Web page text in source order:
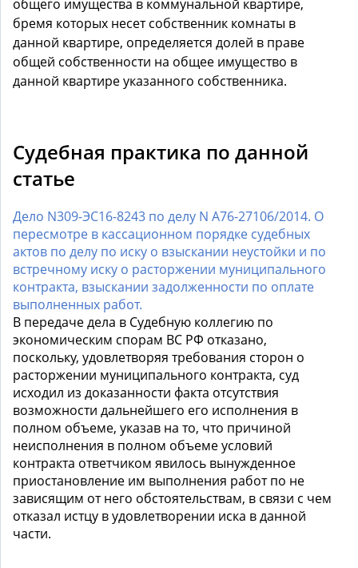
общего имущества в коммунальной квартире,
бремя которых несет собственник комнаты в
данной квартире, определяется долей в праве
общей собственности на общее имущество в
данной квартире указанного собственника.
Судебная практика по данной
статье
Дело N309-ЭС16-8243 по делу N А76-27106/2014. О
пересмотре в кассационном порядке судебных
актов по делу по иску о взыскании неустойки и по
встречному иску о расторжении муниципального
контракта, взыскании задолженности по оплате
выполненных работ.
В передаче дела в Судебную коллегию по
экономическим спорам ВС РФ отказано,
поскольку, удовлетворяя требования сторон о
расторжении муниципального контракта, суд
исходил из доказанности факта отсутствия
возможности дальнейшего его исполнения в
полном объеме, указав на то, что причиной
неисполнения в полном объеме условий
контракта ответчиком явилось вынужденное
приостановление им выполнения работ по не
зависящим от него обстоятельствам, в связи с чем
отказал истцу в удовлетворении иска в данной
части.